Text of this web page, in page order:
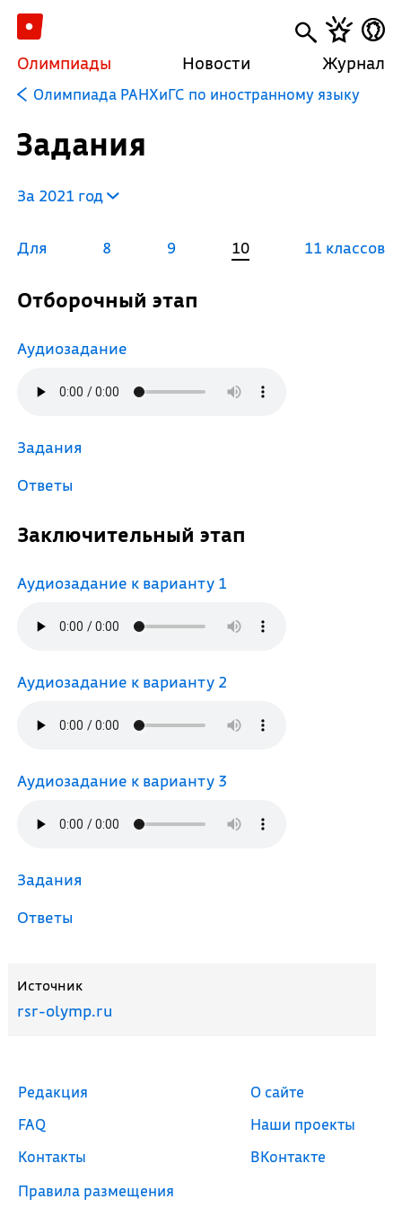
Олимпиады Новости Журнал
Олимпиада РАНХиГС по иностранному языку
Задания
За 2021 год
Для 8 9 10 11 классов
Отборочный этап
Аудиозадание
Задания
Ответы
Заключительный этап
Аудиозадание к варианту 1
Аудиозадание к варианту 2
Аудиозадание к варианту 3
Задания
Ответы
Источник
rsr-olymp.ru
Редакция
FAQ
Контакты
Правила размещения
О сайте
Наши проекты
ВКонтакте